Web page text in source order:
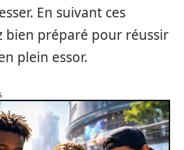
En suivant ces
bien préparé pour réussir
plein essor.